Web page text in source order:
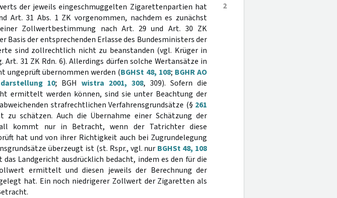
2
der jeweils eingeschmuggelten Zigarettenpartien hat
Art. 31 Abs. 1 ZK vorgenommen, nachdem es zunächst
Zollwertbestimmung nach Art. 29 und Art. 30 ZK
Basis der entsprechenden Erlasse des Bundesministers der
sind zollrechtlich nicht zu beanstanden (vgl. Krüger in
Art. 31 ZK Rdn. 6). Allerdings dürfen solche Wertansätze in
ungeprüft übernommen werden (BGHSt 48, 108; BGHR AO
10; BGHwistra 2001, 308, 309). Sofern die
ermittelt werden können, sind sie unter Beachtung der
strafrechtlichen Verfahrensgrundsätze (§ 261
zu schätzen. Auch die Übernahme einer Schätzung der
kommt nur in Betracht, wenn der Tatrichter diese
hat und von ihrer Richtigkeit auch bei Zugrundelegung
überzeugt ist (st. Rspr., vgl. nur BGHSt 48, 108
das Landgericht ausdrücklich bedacht, indem es den für die
ermittelt und diesen jeweils der Berechnung der
hat. Ein noch niedrigerer Zollwert der Zigaretten als